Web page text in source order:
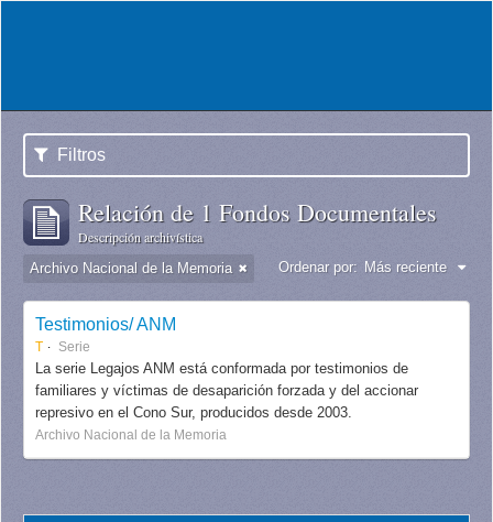
Filtros
Relación de 1 Fondos Documentales
Descripción archivística
Archivo Nacional de la Memoria Ordenar por: Más reciente
Testimonios/ ANM
T Serie
La serie Legajos ANM está conformada por testimonios de
familiares y víctimas de desaparición forzada y del accionar
represivo en el Cono Sur, producidos desde 2003.
Archivo Nacional de la Memoria